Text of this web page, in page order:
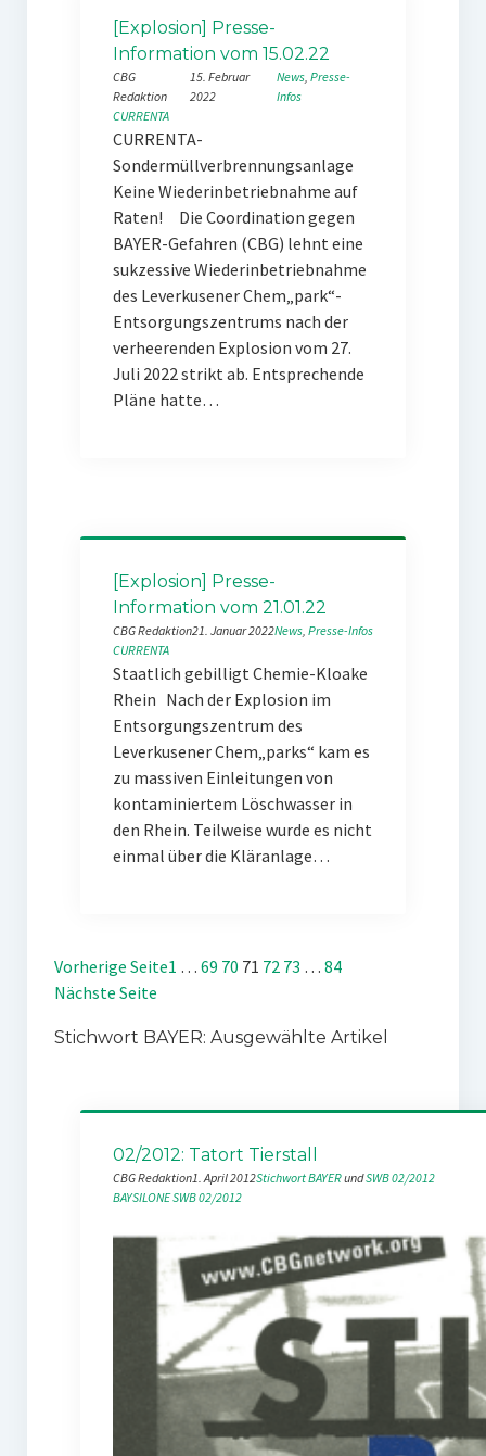
[Explosion] Presse-
Information vom 15.02.22
CBG
Redaktion
15. Februar
2022
News, Presse-
Infos
CURRENTA
CURRENTA-
Sondermüllverbrennungsanlage
Keine Wiederinbetriebnahme auf
Raten! Die Coordination gegen
BAYER-Gefahren (CBG) lehnt eine
sukzessive Wiederinbetriebnahme
des Leverkusener Chem„park“-
Entsorgungszentrums nach der
verheerenden Explosion vom 27.
Juli 2022 strikt ab. Entsprechende
Pläne hatte…
[Explosion] Presse-
Information vom 21.01.22
CBG Redaktion21. Januar 2022News, Presse-Infos
CURRENTA
Staatlich gebilligt Chemie-Kloake
Rhein Nach der Explosion im
Entsorgungszentrum des
Leverkusener Chem„parks“ kam es
zu massiven Einleitungen von
kontaminiertem Löschwasser in
den Rhein. Teilweise wurde es nicht
einmal über die Kläranlage…
Vorherige Seite1 … 69 70 71 72 73 … 84
Nächste Seite
Stichwort BAYER: Ausgewählte Artikel
02/2012: Tatort Tierstall
CBG Redaktion1. April 2012Stichwort BAYER und SWB 02/2012
BAYSILONESWB 02/2012